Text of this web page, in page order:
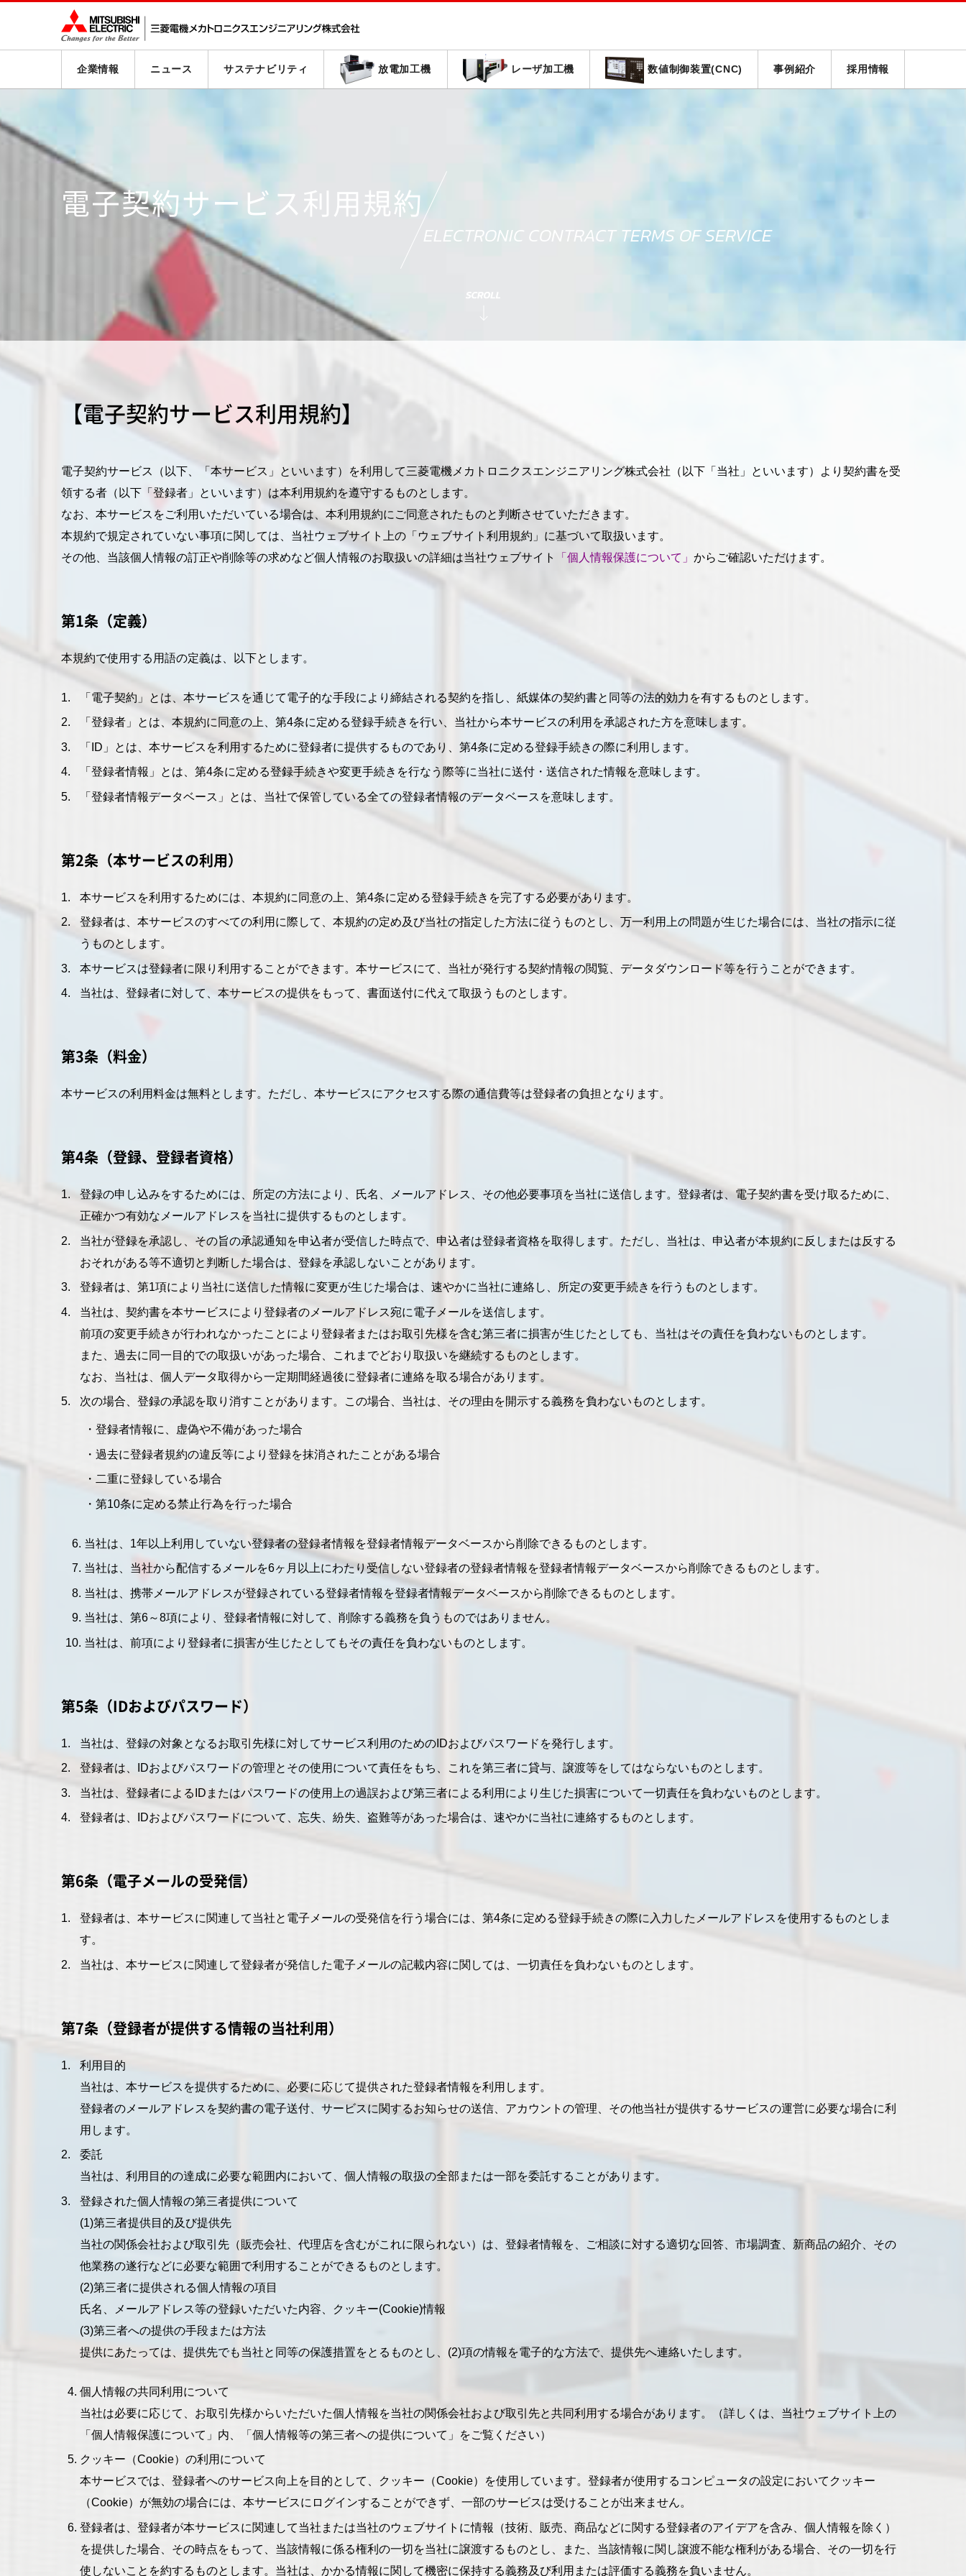
企業情報 ニュース サステナビリティ 放電加工機 レーザ加工機 数値制御装置(CNC) 事例紹介 採用情報
電子契約サービス利用規約
ELECTRONIC CONTRACT TERMS OF SERVICE
【電子契約サービス利用規約】
電子契約サービス（以下、「本サービス」といいます）を利用して三菱電機メカトロニクスエンジニアリング株式会社（以下「当社」といいます）より契約書を受
領する者（以下「登録者」といいます）は本利用規約を遵守するものとします。
なお、本サービスをご利用いただいている場合は、本利用規約にご同意されたものと判断させていただきます。
本規約で規定されていない事項に関しては、当社ウェブサイト上の「ウェブサイト利用規約」に基づいて取扱います。
その他、当該個人情報の訂正や削除等の求めなど個人情報のお取扱いの詳細は当社ウェブサイト
「個人情報保護について」 からご確認いただけます。
第1条（定義）
本規約で使用する用語の定義は、以下とします。
「電子契約」とは、本サービスを通じて電子的な手段により締結される契約を指し、紙媒体の契約書と同等の法的効力を有するものとします。
「登録者」とは、本規約に同意の上、第4条に定める登録手続きを行い、当社から本サービスの利用を承認された方を意味します。
「ID」とは、本サービスを利用するために登録者に提供するものであり、第4条に定める登録手続きの際に利用します。
「登録者情報」とは、第4条に定める登録手続きや変更手続きを行なう際等に当社に送付・送信された情報を意味します。
「登録者情報データベース」とは、当社で保管している全ての登録者情報のデータベースを意味します。
第2条（本サービスの利用）
本サービスを利用するためには、本規約に同意の上、第4条に定める登録手続きを完了する必要があります。
登録者は、本サービスのすべての利用に際して、本規約の定め及び当社の指定した方法に従うものとし、万一利用上の問題が生じた場合には、当社の指示に従
うものとします。
本サービスは登録者に限り利用することができます。本サービスにて、当社が発行する契約情報の閲覧、データダウンロード等を行うことができます。
当社は、登録者に対して、本サービスの提供をもって、書面送付に代えて取扱うものとします。
第3条（料金）
本サービスの利用料金は無料とします。ただし、本サービスにアクセスする際の通信費等は登録者の負担となります。
第4条（登録、登録者資格）
登録の申し込みをするためには、所定の方法により、氏名、メールアドレス、その他必要事項を当社に送信します。登録者は、電子契約書を受け取るために、
正確かつ有効なメールアドレスを当社に提供するものとします。
当社が登録を承認し、その旨の承認通知を申込者が受信した時点で、申込者は登録者資格を取得します。ただし、当社は、申込者が本規約に反しまたは反する
おそれがある等不適切と判断した場合は、登録を承認しないことがあります。
登録者は、第1項により当社に送信した情報に変更が生じた場合は、速やかに当社に連絡し、所定の変更手続きを行うものとします。
当社は、契約書を本サービスにより登録者のメールアドレス宛に電子メールを送信します。
前項の変更手続きが行われなかったことにより登録者またはお取引先様を含む第三者に損害が生じたとしても、当社はその責任を負わないものとします。
また、過去に同一目的での取扱いがあった場合、これまでどおり取扱いを継続するものとします。
なお、当社は、個人データ取得から一定期間経過後に登録者に連絡を取る場合があります。
次の場合、登録の承認を取り消すことがあります。この場合、当社は、その理由を開示する義務を負わないものとします。
登録者情報に、虚偽や不備があった場合
過去に登録者規約の違反等により登録を抹消されたことがある場合
二重に登録している場合
第10条に定める禁止行為を行った場合
当社は、1年以上利用していない登録者の登録者情報を登録者情報データベースから削除できるものとします。
当社は、当社から配信するメールを6ヶ月以上にわたり受信しない登録者の登録者情報を登録者情報データベースから削除できるものとします。
当社は、携帯メールアドレスが登録されている登録者情報を登録者情報データベースから削除できるものとします。
当社は、第6～8項により、登録者情報に対して、削除する義務を負うものではありません。
当社は、前項により登録者に損害が生じたとしてもその責任を負わないものとします。
第5条（IDおよびパスワード）
当社は、登録の対象となるお取引先様に対してサービス利用のためのIDおよびパスワードを発行します。
登録者は、IDおよびパスワードの管理とその使用について責任をもち、これを第三者に貸与、譲渡等をしてはならないものとします。
当社は、登録者によるIDまたはパスワードの使用上の過誤および第三者による利用により生じた損害について一切責任を負わないものとします。
登録者は、IDおよびパスワードについて、忘失、紛失、盗難等があった場合は、速やかに当社に連絡するものとします。
第6条（電子メールの受発信）
登録者は、本サービスに関連して当社と電子メールの受発信を行う場合には、第4条に定める登録手続きの際に入力したメールアドレスを使用するものとしま
す。
当社は、本サービスに関連して登録者が発信した電子メールの記載内容に関しては、一切責任を負わないものとします。
第7条（登録者が提供する情報の当社利用）
利用目的
当社は、本サービスを提供するために、必要に応じて提供された登録者情報を利用します。
登録者のメールアドレスを契約書の電子送付、サービスに関するお知らせの送信、アカウントの管理、その他当社が提供するサービスの運営に必要な場合に利
用します。
委託
当社は、利用目的の達成に必要な範囲内において、個人情報の取扱の全部または一部を委託することがあります。
登録された個人情報の第三者提供について
(1)第三者提供目的及び提供先
当社の関係会社および取引先（販売会社、代理店を含むがこれに限られない）は、登録者情報を、ご相談に対する適切な回答、市場調査、新商品の紹介、その
他業務の遂行などに必要な範囲で利用することができるものとします。
(2)第三者に提供される個人情報の項目
氏名、メールアドレス等の登録いただいた内容、クッキー(Cookie)情報
(3)第三者への提供の手段または方法
提供にあたっては、提供先でも当社と同等の保護措置をとるものとし、(2)項の情報を電子的な方法で、提供先へ連絡いたします。
個人情報の共同利用について
当社は必要に応じて、お取引先様からいただいた個人情報を当社の関係会社および取引先と共同利用する場合があります。（詳しくは、当社ウェブサイト上の
「個人情報保護について」内、「個人情報等の第三者への提供について」をご覧ください）
クッキー（Cookie）の利用について
本サービスでは、登録者へのサービス向上を目的として、クッキー（Cookie）を使用しています。登録者が使用するコンピュータの設定においてクッキー
（Cookie）が無効の場合には、本サービスにログインすることができず、一部のサービスは受けることが出来ません。
登録者は、登録者が本サービスに関連して当社または当社のウェブサイトに情報（技術、販売、商品などに関する登録者のアイデアを含み、個人情報を除く）
を提供した場合、その時点をもって、当該情報に係る権利の一切を当社に譲渡するものとし、また、当該情報に関し譲渡不能な権利がある場合、その一切を行
使しないことを約するものとします。当社は、かかる情報に関して機密に保持する義務及び利用または評価する義務を負いません。